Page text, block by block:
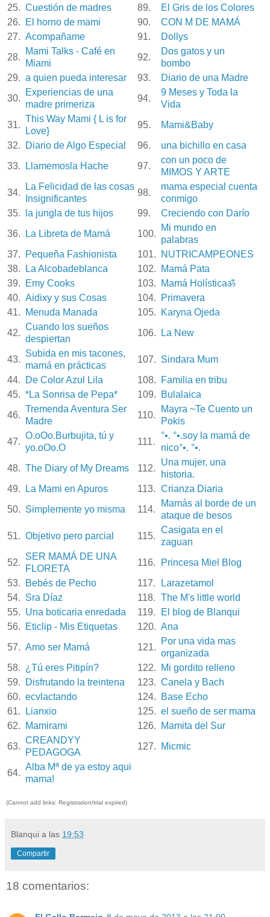
25. Cuestión de madres 89.
El Gris de los Colores
26.
El horno de mami 90.
CON M DE MAMÁ
27. Acompañame 91.
Dollys
28.
Mami Talks - Café en
Miami
92.
Dos gatos y un
bombo
29. a quien pueda interesar 93.
Diario de una Madre
30.
Experiencias de una
madre primeriza
94.
9 Meses y Toda la
Vida
31.
This Way Mami { L is for
Love}
95.
Mami&Baby
32.
Diario de Algo Especial 96.
una bichillo en casa
33.
Llamemosla Hache 97.
con un poco de
MIMOS Y ARTE
34.
La Felicidad de las cosas
Insignificantes
98.
mama especial cuenta
conmigo
35.
la jungla de tus hijos 99.
Creciendo con Darío
36.
La Libreta de Mamá 100.
Mi mundo en
palabras
37.
Pequeña Fashionista 101.
NUTRICAMPEONES
38.
La Alcobadeblanca 102.
Mamá Pata
39.
Emy Cooks 103.
Mamá Holísticaॐ
40. Aidixy y sus Cosas 104.
Primavera
41.
Menuda Manada 105.
Karyna Ojeda
42.
Cuando los sueños
despiertan
106. La New
43.
Subida en mis tacones,
mamá en prácticas
107. Sindara Mum
44.
De Color Azul Lila 108.
Familia en tribu
45. *La Sonrisa de Pepa* 109.
Bulalaica
46.
Tremenda Aventura Ser
Madre
110.
Mayra ~Te Cuento un
Pokis
47.
O.oOo.Burbujita, tú y
yo.oOo.O
111.
°•. °•.soy la mamá de
nico°•. °•.
48. The Diary of My Dreams 112.
Una mujer, una
historia.
49.
La Mami en Apuros 113. Crianza Diaria
50. Simplemente yo misma 114.
Mamás al borde de un
ataque de besos
51. Objetivo pero parcial 115.
Casigata en el
zaguan
52.
SER MAMÁ DE UNA
FLORETA
116.
Princesa Miel Blog
53.
Bebés de Pecho 117.
Larazetamol
54. Sra Díaz 118. The M's little world
55. Una boticaria enredada 119.
El blog de Blanqui
56.
Eticlip - Mis Etiquetas 120. Ana
57. Amo ser Mamá 121.
Por una vida mas
organizada
58. ¿Tú eres Pitipín? 122.
Mi gordito relleno
59.
Disfrutando la treintena 123. Canela y Bach
60. ecvlactando 124.
Base Echo
61.
Lianxio 125. el sueño de ser mama
62.
Mamirami 126.
Mamita del Sur
63.
CREANDYY
PEDAGOGA
127. Micmic
64.
Alba Mª de ya estoy aqui
mama!
(Cannot add links: Registration/trial expired)
Blanqui a las 19:53
Compartir
18 comentarios: